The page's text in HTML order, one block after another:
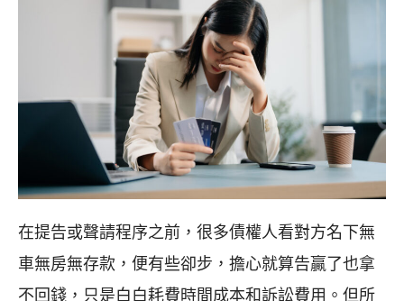
在提告或聲請程序之前，很多債權人看對方名下無
車無房無存款，便有些卻步，擔心就算告贏了也拿
不回錢，只是白白耗費時間成本和訴訟費用。但所